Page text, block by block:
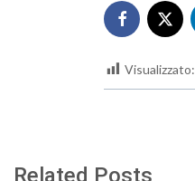
Visualizzato: